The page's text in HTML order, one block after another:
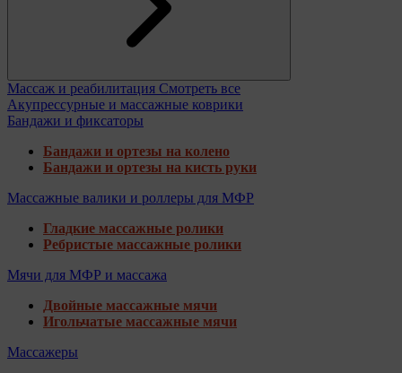
Массаж и реабилитация Смотреть все
Акупрессурные и массажные коврики
Бандажи и фиксаторы
Бандажи и ортезы на колено
Бандажи и ортезы на кисть руки
Массажные валики и роллеры для МФР
Гладкие массажные ролики
Ребристые массажные ролики
Мячи для МФР и массажа
Двойные массажные мячи
Игольчатые массажные мячи
Массажеры